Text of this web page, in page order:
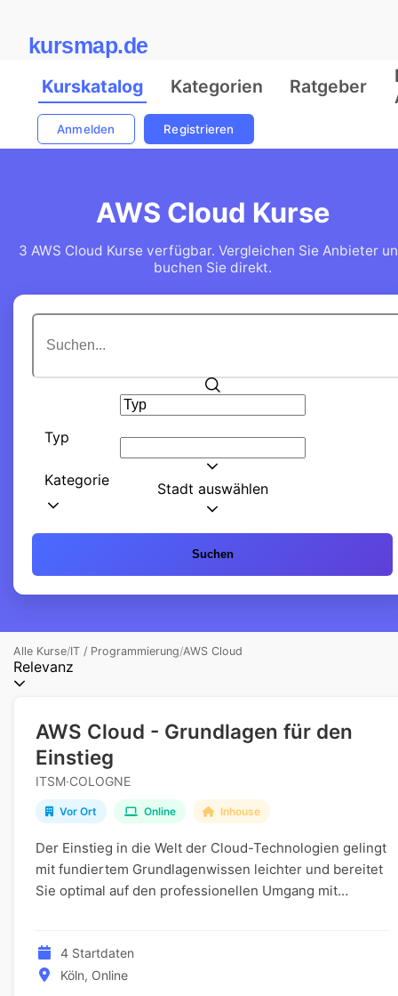
kursmap.de
Kurskatalog Kategorien Ratgeber
Anmelden Registrieren
AWS Cloud Kurse
3 AWS Cloud Kurse verfügbar. Vergleichen Sie Anbieter
buchen Sie direkt.
Typ
Kategorie Stadt auswählen
Suchen
Alle Kurse/IT / Programmierung/AWS Cloud
Relevanz
AWS Cloud - Grundlagen für den
Einstieg
ITSM·COLOGNE
Vor Ort Online Inhouse
Der Einstieg in die Welt der Cloud-Technologien gelingt
mit fundiertem Grundlagenwissen leichter und bereitet
Sie optimal auf den professionellen Umgang mit
4 Startdaten
Köln, Online